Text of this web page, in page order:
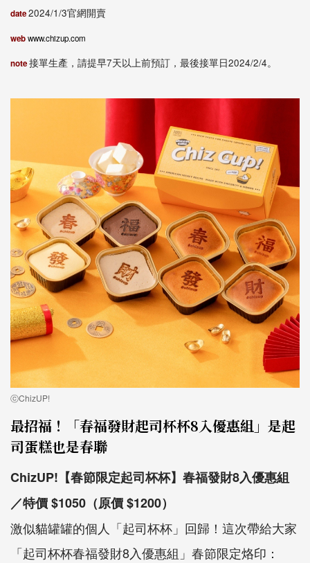
date2024/1/3官網開賣
webwww.chizup.com
note接單生產，請提早7天以上前預訂，最後接單日2024/2/4。
ⓒChizUP!
最招福！「春福發財起司杯杯8入優惠組」是起
司蛋糕也是春聯
ChizUP!【春節限定起司杯杯】春福發財8入優惠組
／特價 $1050（原價 $1200）
激似貓罐罐的個人「起司杯杯」回歸！這次帶給大家
「起司杯杯春福發財8入優惠組」春節限定烙印：